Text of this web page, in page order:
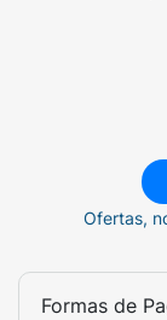
Ofertas,
Formas de